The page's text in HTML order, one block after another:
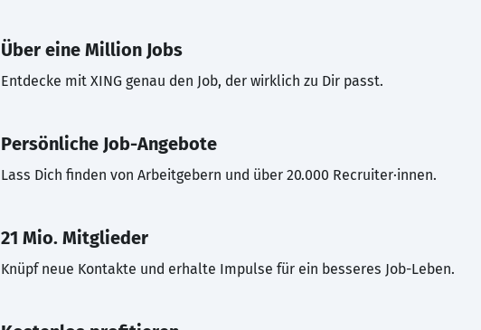
Über eine Million Jobs
Entdecke mit XING genau den Job, der wirklich zu Dir passt.
Persönliche Job-Angebote
Lass Dich finden von Arbeitgebern und über 20.000 Recruiter·innen.
21 Mio. Mitglieder
Knüpf neue Kontakte und erhalte Impulse für ein besseres Job-Leben.